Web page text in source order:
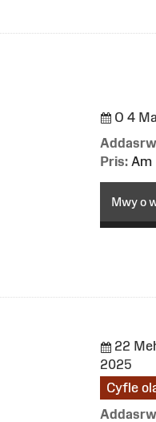
O 4
Pris: Am
Mwy o
22
2025
Cyfle